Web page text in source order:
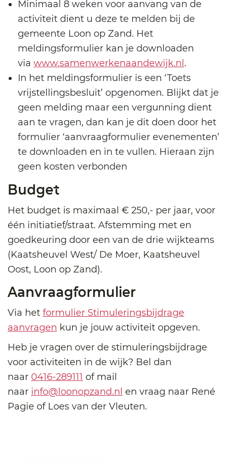
Minimaal 8 weken voor aanvang van de
activiteit dient u deze te melden bij de
gemeente Loon op Zand. Het
meldingsformulier kan je downloaden
via www.samenwerkenaandewijk.nl .
In het meldingsformulier is een ‘Toets
vrijstellingsbesluit’ opgenomen. Blijkt dat je
geen melding maar een vergunning dient
aan te vragen, dan kan je dit doen door het
formulier ‘aanvraagformulier evenementen’
te downloaden en in te vullen. Hieraan zijn
geen kosten verbonden
Budget
Het budget is maximaal € 250,- per jaar, voor
één initiatief/straat. Afstemming met en
goedkeuring door een van de drie wijkteams
(Kaatsheuvel West/ De Moer, Kaatsheuvel
Oost, Loon op Zand).
Aanvraagformulier
Via het formulier Stimuleringsbijdrage
aanvragen kun je jouw activiteit opgeven.
Heb je vragen over de stimuleringsbijdrage
voor activiteiten in de wijk? Bel dan
naar 0416-289111 of mail
naar info@loonopzand.nl en vraag naar René
Pagie of Loes van der Vleuten.